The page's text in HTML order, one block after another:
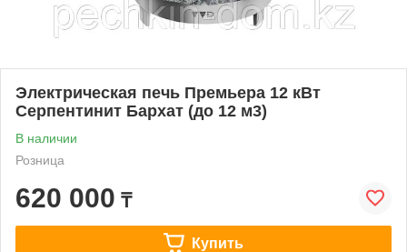
Электрическая печь Премьера 12 кВт
Серпентинит Бархат (до 12 м3)
В наличии
Розница
620 000 ₸
Купить